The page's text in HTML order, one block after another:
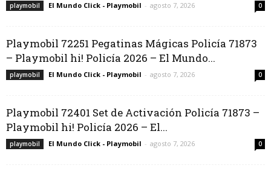
playmobil El Mundo Click - Playmobil - agosto 7, 2026 0
Playmobil 72251 Pegatinas Mágicas Policía 71873
– Playmobil hi! Policía 2026 – El Mundo...
playmobil El Mundo Click - Playmobil - agosto 7, 2026 0
Playmobil 72401 Set de Activación Policía 71873 –
Playmobil hi! Policía 2026 – El...
playmobil El Mundo Click - Playmobil - agosto 7, 2026 0